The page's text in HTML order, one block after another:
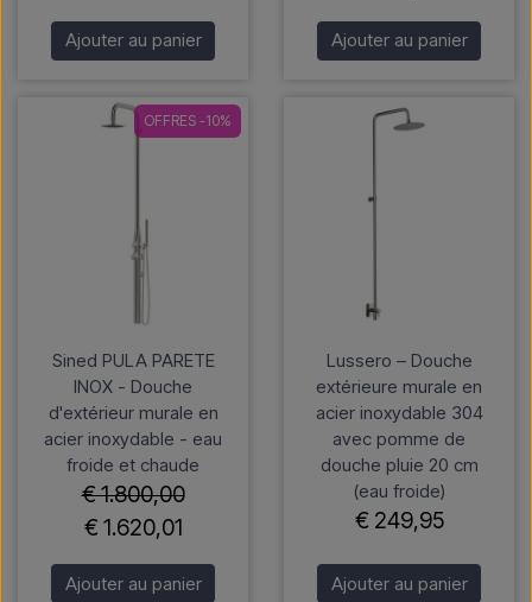
Ajouter au panier Ajouter au panier
OFFRES -10%
Sined PULA PARETE
INOX - Douche
d'extérieur murale en
acier inoxydable - eau
froide et chaude
€ 1.800,00
€ 1.620,01
Ajouter au panier
Lussero – Douche
extérieure murale en
acier inoxydable 304
avec pomme de
douche pluie 20 cm
(eau froide)
€ 249,95
Ajouter au panier